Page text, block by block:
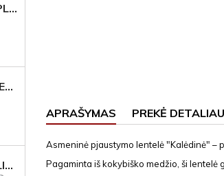
METALIZUOTO PLASTIKO ETIKETĖS SU GRAVIRUOTU TEKSTU -LOGOTIPU
GRAVIRUOTA METALINĖ VIZITINĖ KORTELĖ SU LOGOTIPU – REPREZENTACINĖ VERSLO DOVANA
SPORTO MEDALIS "STIPRUOLIS" SU GRAVIRUOTU TEKSTU
APRAŠYMAS PREKĖ DETALIAU
Asmeninė pjaustymo lentelė "Kalėdinė" –
Pagaminta iš kokybiško medžio, ši